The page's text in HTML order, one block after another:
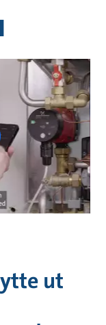
ut